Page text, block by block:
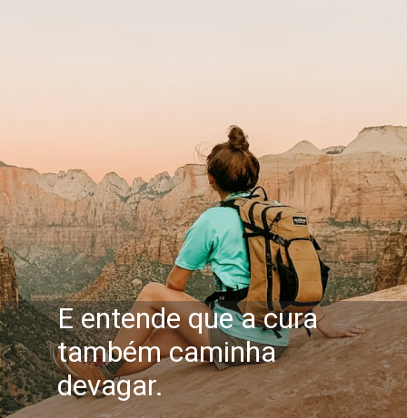
E entende que a cura
também caminha
devagar.